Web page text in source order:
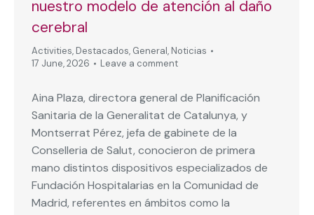
nuestro modelo de atención al daño
cerebral
Activities, Destacados, General, Noticias
17 June, 2026
Leave a comment
Aina Plaza, directora general de Planificación
Sanitaria de la Generalitat de Catalunya, y
Montserrat Pérez, jefa de gabinete de la
Conselleria de Salut, conocieron de primera
mano distintos dispositivos especializados de
Fundación Hospitalarias en la Comunidad de
Madrid, referentes en ámbitos como la